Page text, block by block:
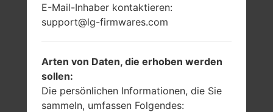
720 x 1280 Pixel
(~258 Dichte der
E-Mail-Inhaber kontaktieren:
support@lg-firmwares.com
Arten von Daten, die erhoben werden
sollen:
Die persönlichen Informationen, die Sie
sammeln, umfassen Folgendes: